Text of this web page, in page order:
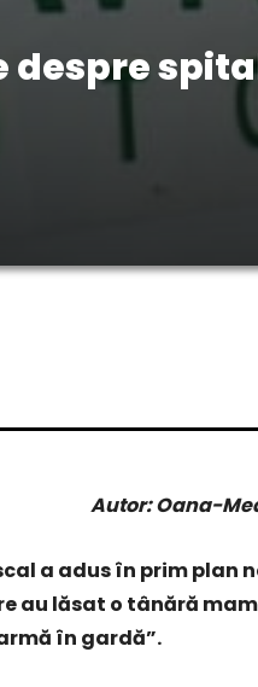
despre
Autor: Oana-
a adus în prim plan
au lăsat o tânără
în gardă”.